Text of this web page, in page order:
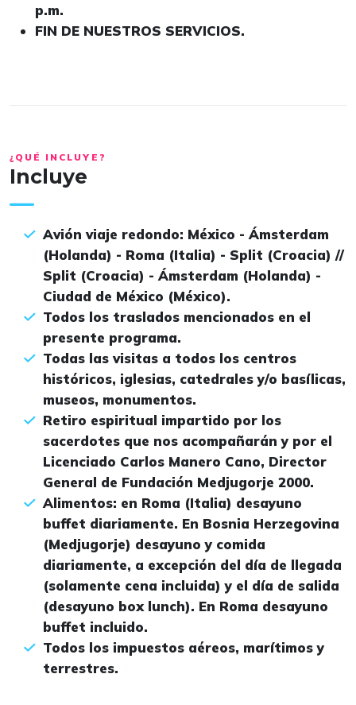
p.m.
FIN DE NUESTROS SERVICIOS.
¿QUÉ INCLUYE?
Incluye
Avión viaje redondo: México - Ámsterdam
(Holanda) - Roma (Italia) - Split (Croacia) //
Split (Croacia) - Ámsterdam (Holanda) -
Ciudad de México (México).
Todos los traslados mencionados en el
presente programa.
Todas las visitas a todos los centros
históricos, iglesias, catedrales y/o basílicas,
museos, monumentos.
Retiro espiritual impartido por los
sacerdotes que nos acompañarán y por el
Licenciado Carlos Manero Cano, Director
General de Fundación Medjugorje 2000.
Alimentos: en Roma (Italia) desayuno
buffet diariamente. En Bosnia Herzegovina
(Medjugorje) desayuno y comida
diariamente, a excepción del día de llegada
(solamente cena incluida) y el día de salida
(desayuno box lunch). En Roma desayuno
buffet incluido.
Todos los impuestos aéreos, marítimos y
terrestres.